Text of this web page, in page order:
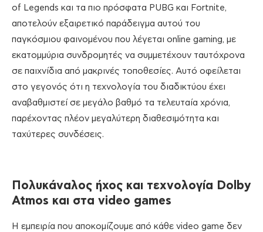
of Legends και τα πιο πρόσφατα PUBG και Fortnite,
αποτελούν εξαιρετικό παράδειγμα αυτού του
παγκόσμιου φαινομένου που λέγεται οnline gaming, με
εκατομμύρια συνδρομητές να συμμετέχουν ταυτόχρονα
σε παιχνίδια από μακρινές τοποθεσίες. Αυτό οφείλεται
στο γεγονός ότι η τεχνολογία του διαδικτύου έχει
αναβαθμιστεί σε μεγάλο βαθμό τα τελευταία χρόνια,
παρέχοντας πλέον μεγαλύτερη διαθεσιμότητα και
ταχύτερες συνδέσεις.
Πολυκάναλος ήχος και τεχνολογία Dolby
Atmos και στα video games
H εμπειρία που αποκομίζουμε από κάθε video game δεν